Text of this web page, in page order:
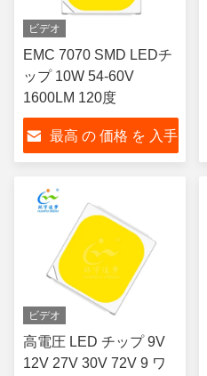
ビデオ
EMC 7070 SMD LEDチ
ップ 10W 54-60V
1600LM 120度
最高 の 価格 を 入手
ビデオ
高電圧 LED チップ 9V
12V 27V 30V 72V 9 ワ